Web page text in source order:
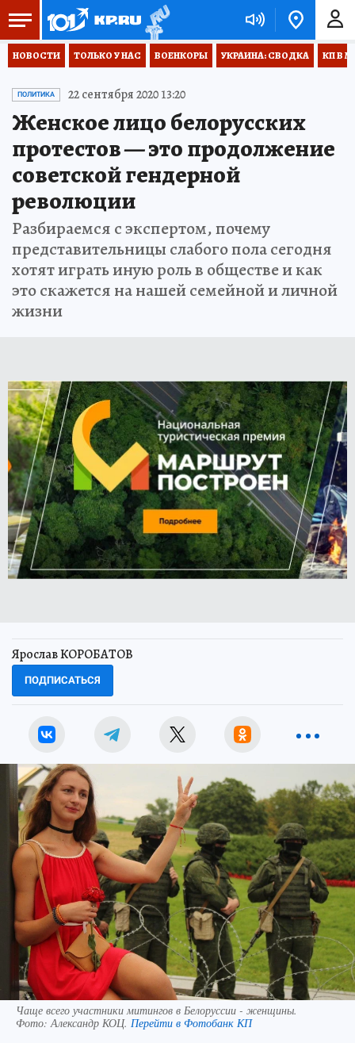
НОВОСТИ ТОЛЬКО У НАС ВОЕНКОРЫ УКРАИНА: СВОДКА КП В
ПОЛИТИКА 22 сентября 2020 13:20
Женское лицо белорусских
протестов — это продолжение
советской гендерной
революции
Разбираемся с экспертом, почему
представительницы слабого пола сегодня
хотят играть иную роль в обществе и как
это скажется на нашей семейной и личной
жизни
Ярослав КОРОБАТОВ
ПОДПИСАТЬСЯ
Чаще всего участники митингов в Белоруссии - женщины.
Фото:Александр КОЦ. Перейти в Фотобанк КП